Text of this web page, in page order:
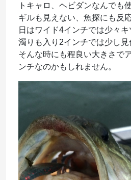
トキャロ、ヘビダンなんでも
ギルも見えない、魚探にも反
日はワイド4インチでは少々
濁りも入り2インチでは少し
そんな時にも程良い大きさで
ンチなのかもしれません。